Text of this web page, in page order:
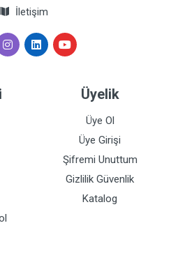
İletişim
Üyelik
Üye Ol
Üye Girişi
Şifremi Unuttum
Gizlilik Güvenlik
Katalog